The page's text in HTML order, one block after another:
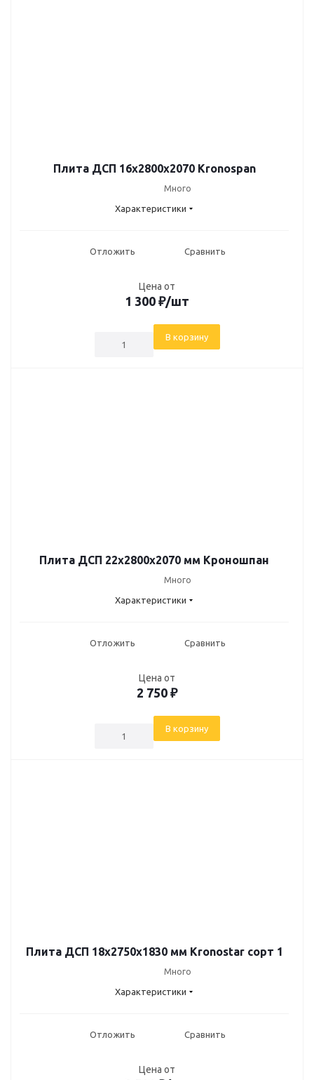
Плита ДСП 16х2800х2070 Kronospan
Много
Характеристики
Отложить Сравнить
Цена от
1 300 ₽/шт
В корзину
Плита ДСП 22х2800х2070 мм Кроношпан
Много
Характеристики
Отложить Сравнить
Цена от
2 750 ₽
В корзину
Плита ДСП 18х2750х1830 мм Kronostar сорт 1
Много
Характеристики
Отложить Сравнить
Цена от